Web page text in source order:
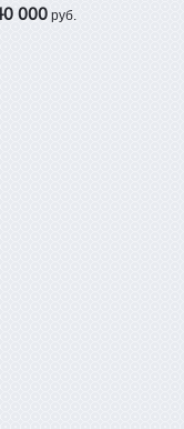
000 руб.